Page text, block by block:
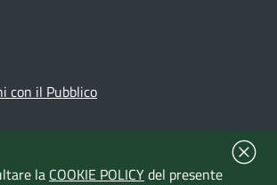
con il Pubblico
la COOKIE POLICYdel presente